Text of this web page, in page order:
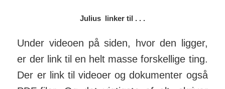
Julius linker til . . .
Under videoen på siden, hvor den ligger,
er der link til en helt masse for­skellige ting.
Der er link til videoer og doku­menter også